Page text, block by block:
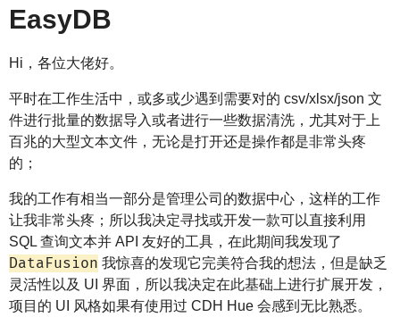
EasyDB
Hi，各位大佬好。
平时在工作生活中，或多或少遇到需要对的 csv/xlsx/json 文
件进行批量的数据导入或者进行一些数据清洗，尤其对于上
百兆的大型文本文件，无论是打开还是操作都是非常头疼
的；
我的工作有相当一部分是管理公司的数据中心，这样的工作
让我非常头疼；所以我决定寻找或开发一款可以直接利用
SQL 查询文本并 API 友好的工具，在此期间我发现了
DataFusion 我惊喜的发现它完美符合我的想法，但是缺乏
灵活性以及 UI 界面，所以我决定在此基础上进行扩展开发，
项目的 UI 风格如果有使用过 CDH Hue 会感到无比熟悉。